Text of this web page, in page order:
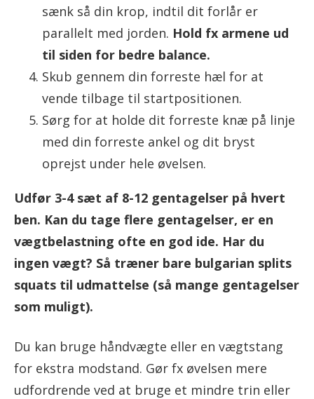
sænk så din krop, indtil dit forlår er
parallelt med jorden. Hold fx armene ud
til siden for bedre balance.
Skub gennem din forreste hæl for at
vende tilbage til startpositionen.
Sørg for at holde dit forreste knæ på linje
med din forreste ankel og dit bryst
oprejst under hele øvelsen.
Udfør 3-4 sæt af 8-12 gentagelser på hvert
ben. Kan du tage flere gentagelser, er en
vægtbelastning ofte en god ide. Har du
ingen vægt? Så træner bare bulgarian splits
squats til udmattelse (så mange gentagelser
som muligt).
Du kan bruge håndvægte eller en vægtstang
for ekstra modstand. Gør fx øvelsen mere
udfordrende ved at bruge et mindre trin eller